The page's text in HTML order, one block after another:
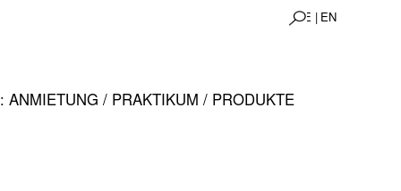
DE | EN
ANMIETUNG / PRAKTIKUM / PRODUKTE